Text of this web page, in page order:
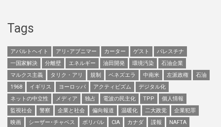
Tags
アパルトヘイト アリ･アブニマー カーター ゲスト
パレスチナ
一国家解決
分離壁 エネルギー 油田開発 環境汚染
石油企業
マルクス主義
タリク・アリ 規制 ベネズエラ 中南米 左派政権
石油
1968
イギリス ヨーロッパ アクティビズム
デジタル化
ネットの中立性
メディア 独占 電波の民主化 TPP
個人情報
監視社会
警察 企業と社会 偏向報道 温暖化 二大政党
企業犯罪
映画
シーザー･チャベス ボリバル CIA カナダ 諜報 NAFTA